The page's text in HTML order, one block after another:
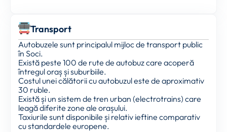
Transport
Autobuzele sunt principalul mijloc de transport public
în Soci.
Există peste 100 de rute de autobuz care acoperă
întregul oraș și suburbiile.
Costul unei călătorii cu autobuzul este de aproximativ
30 ruble.
Există și un sistem de tren urban (electrotrains) care
leagă diferite zone ale orașului.
Taxiurile sunt disponibile și relativ ieftine comparativ
cu standardele europene.